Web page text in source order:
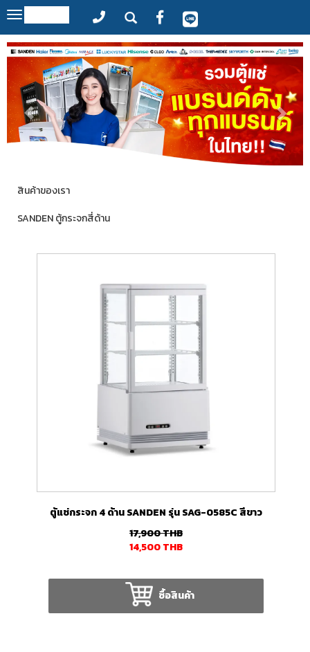
Toggle
navigation
สินค้าของเรา
SANDEN ตู้กระจกสี่ด้าน
ตู้แช่ กระจก 4 ด้าน SANDEN รุ่น SAG-0585C สีขาว
17,900THB
14,500THB
ซื้อสินค้า